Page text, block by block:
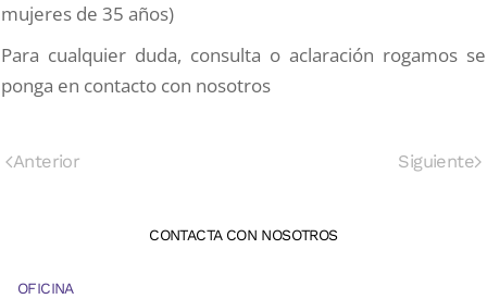
mujeres de 35 años)
Para cualquier duda, consulta o aclaración rogamos se
ponga en contacto con nosotros
Anterior Siguiente
CONTACTA CON NOSOTROS
OFICINA